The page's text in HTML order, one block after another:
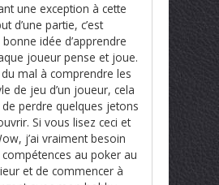
une exception à cette
d’une partie, c’est
idée d’apprendre
joueur pense et joue.
mal à comprendre les
de jeu d’un joueur, cela
perdre quelques jetons
Si vous lisez ceci et
j’ai vraiment besoin
compétences au poker au
et de commencer à